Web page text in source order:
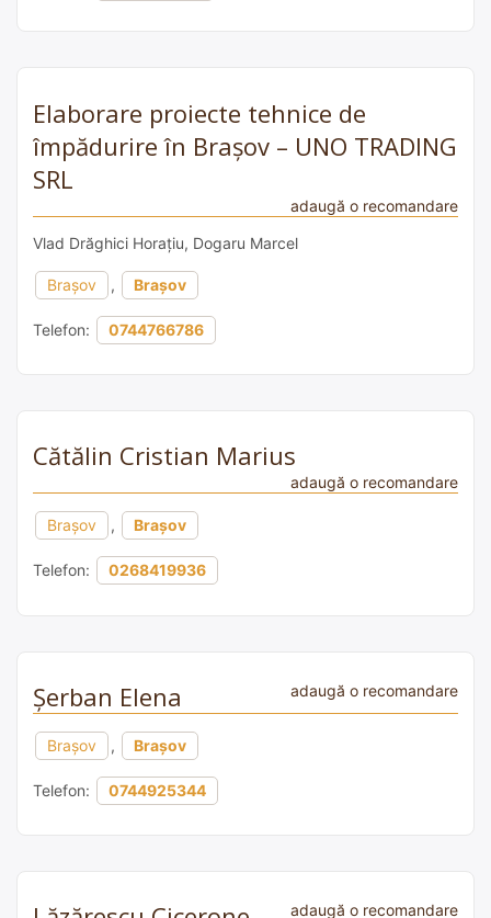
Elaborare proiecte tehnice de
împădurire în Brașov – UNO TRADING
SRL
adaugă o recomandare
Vlad Drăghici Horațiu, Dogaru Marcel
Brașov , Brașov
Telefon: 0744766786
Cătălin Cristian Marius
adaugă o recomandare
Brașov , Brașov
Telefon: 0268419936
Şerban Elena adaugă o recomandare
Brașov , Brașov
Telefon: 0744925344
adaugă o recomandare